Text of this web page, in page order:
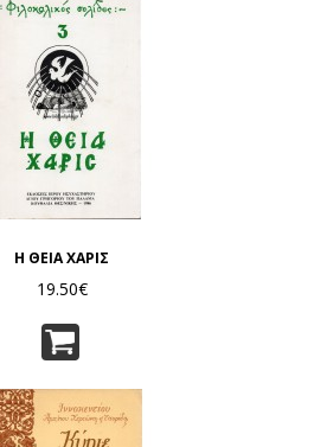
Η ΘΕΙΑ ΧΑΡΙΣ
19.50€